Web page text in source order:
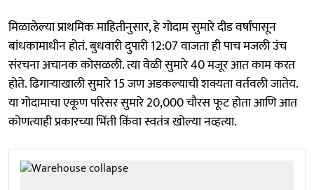
मिळालेल्या प्राथमिक माहितीनुसार, हे गोदाम सुमारे दीड वर्षांपासून
बांधकामाधीन होतं. बुधवारी दुपारी 12:07 वाजता ही पाच मजली उंच
संरचना अचानक कोसळली. त्या वेळी सुमारे 40 मजूर आत काम करत
होते. ढिगाऱ्याखाली सुमारे 15 जण अडकल्याची शक्यता वर्तवली जातेय.
या गोदामाचा एकूण परिसर सुमारे 20,000 चौरस फूट होता आणि आत
कोणत्याही प्रकारच्या भिंती किंवा स्वतंत्र खोल्या नव्हत्या.